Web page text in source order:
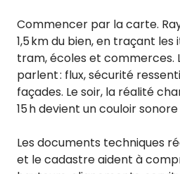
Commencer par la carte.
1,5 km du bien, en traçant
tram, écoles et commerces.
parlent : flux, sécurité
façades. Le soir, la réalité
15 h devient un couloir sonore
Les documents techniques
et le cadastre aident à